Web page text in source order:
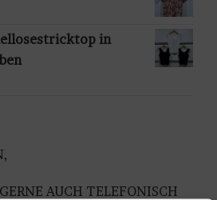
in
AUCH TELEFONISCH